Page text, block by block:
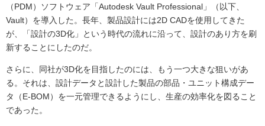
（PDM）ソフトウェア「Autodesk Vault Professional」（以下、
Vault）を導入した。長年、製品設計には2D CADを使用してきた
が、「設計の3D化」という時代の流れに沿って、設計のあり方を刷
新することにしたのだ。
さらに、同社が3D化を目指したのには、もう一つ大きな狙いがあ
る。それは、設計データと設計した製品の部品・ユニット構成デー
タ（E-BOM）を一元管理できるようにし、生産の効率化を図ること
であった。